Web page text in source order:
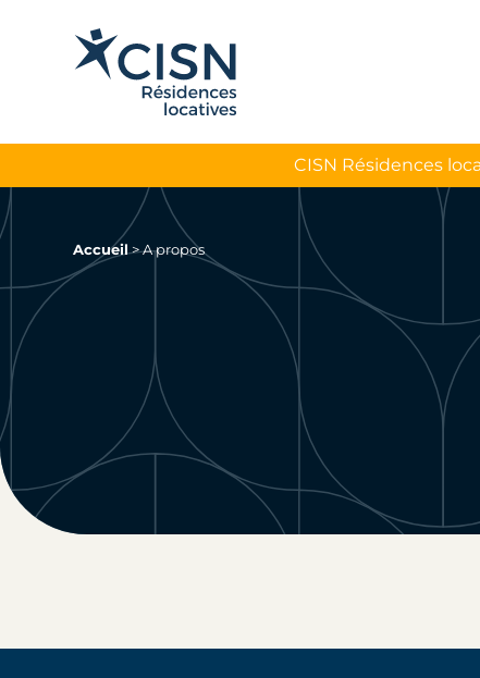
CISN Résidences
Accueil>A propos